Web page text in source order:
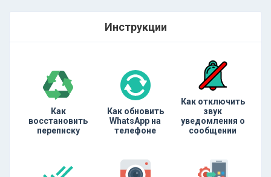
Инструкции
Как
восстановить
переписку
Как обновить
WhatsApp на
телефоне
Как отключить
звук
уведомления о
сообщении